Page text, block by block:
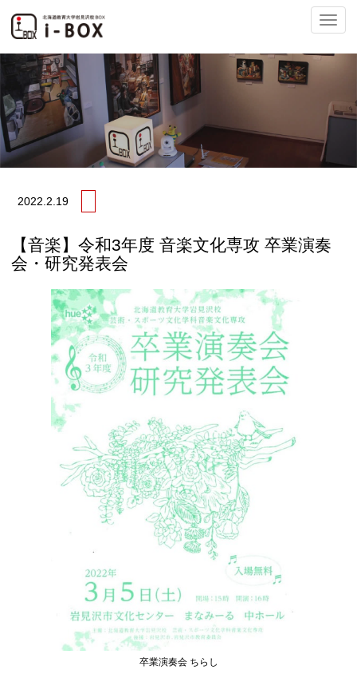
ナ
ビ
2022. 2.19
【音楽】令和3年度 音楽文化専攻 卒業演奏
会・研究発表会
卒業演奏会 ちらし